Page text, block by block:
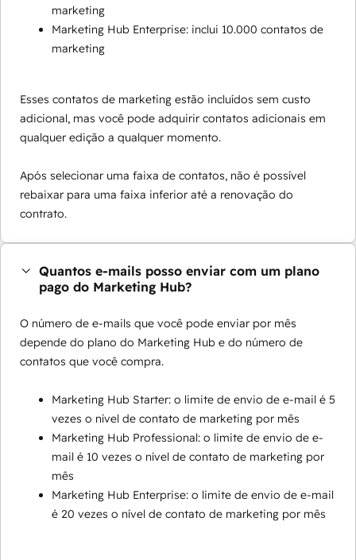
marketing
Marketing Hub Enterprise: inclui 10.000 contatos de
marketing
Esses contatos de marketing estão incluídos sem custo
adicional, mas você pode adquirir contatos adicionais em
qualquer edição a qualquer momento.
Após selecionar uma faixa de contatos, não é possível
rebaixar para uma faixa inferior até a renovação do
contrato.
Quantos e-mails posso enviar com um plano
pago do Marketing Hub?
O número de e-mails que você pode enviar por mês
depende do plano do Marketing Hub e do número de
contatos que você compra.
Marketing Hub Starter: o limite de envio de e-mail é 5
vezes o nível de contato de marketing por mês
Marketing Hub Professional: o limite de envio de e-
mail é 10 vezes o nível de contato de marketing por
mês
Marketing Hub Enterprise: o limite de envio de e-mail
é 20 vezes o nível de contato de marketing por mês